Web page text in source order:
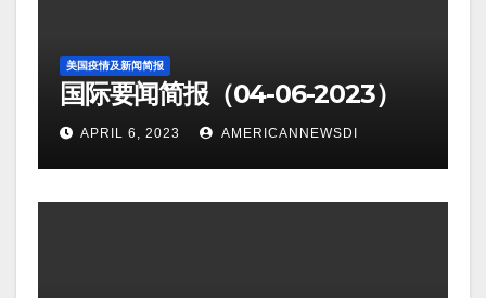
美国疫情及新闻简报
国际要闻简报（04-06-2023）
APRIL 6, 2023 AMERICANNEWSDI